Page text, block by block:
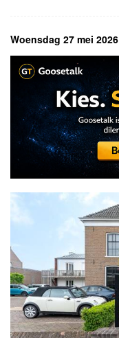
Woensdag 27 mei 2026